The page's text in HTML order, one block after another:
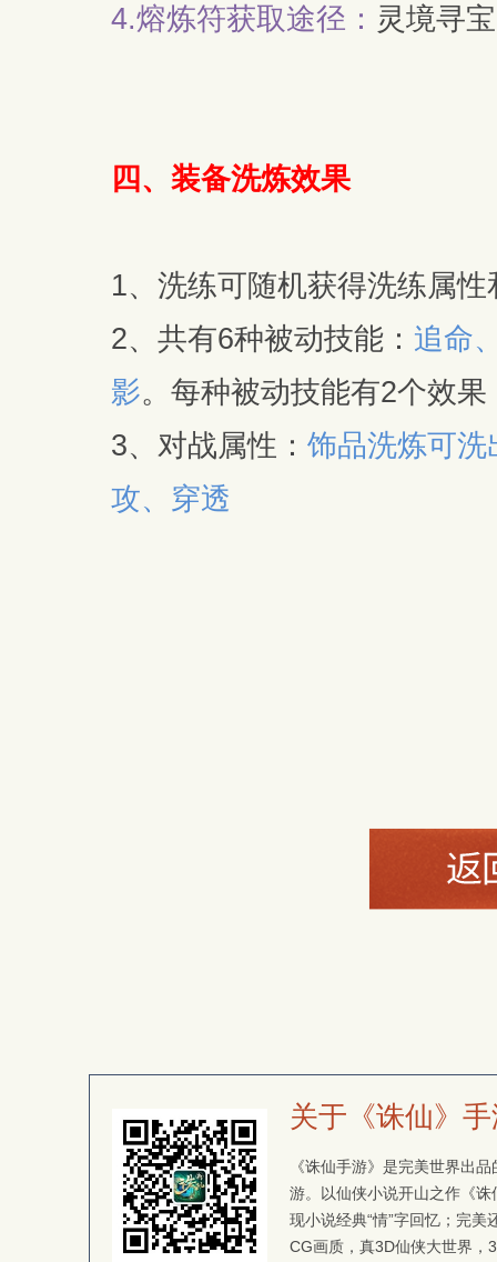
4.熔炼符获取途径： 灵境寻
四、 装备洗炼效果
1、洗练可随机获得洗练属
2、共有6种被动技能： 追命
影。每种被动技能有2个效
3、对战属性： 饰品洗炼可
攻、穿透
关于《诛仙》
《诛仙手游》是完美世界出
游。以仙侠小说开山之作《
现小说经典“情”字回忆；完
CG画质，真3D仙侠大世界，